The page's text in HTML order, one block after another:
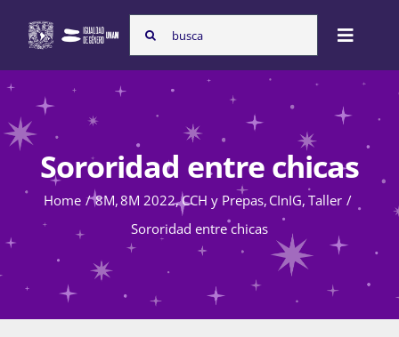
content
Search
for:
Toggle
Nosotras
Programas
Atención de la violencia de género
Sororidad entre chicas
Home 8M 8M 2022 CCH y Prepas CInIG Taller
Sororidad entre chicas